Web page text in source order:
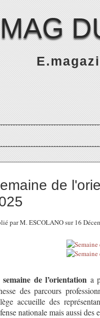
de
par M. ESCOLANO sur 16
de l’orientation a
des parcours
accueille des
nationale mais aussi des